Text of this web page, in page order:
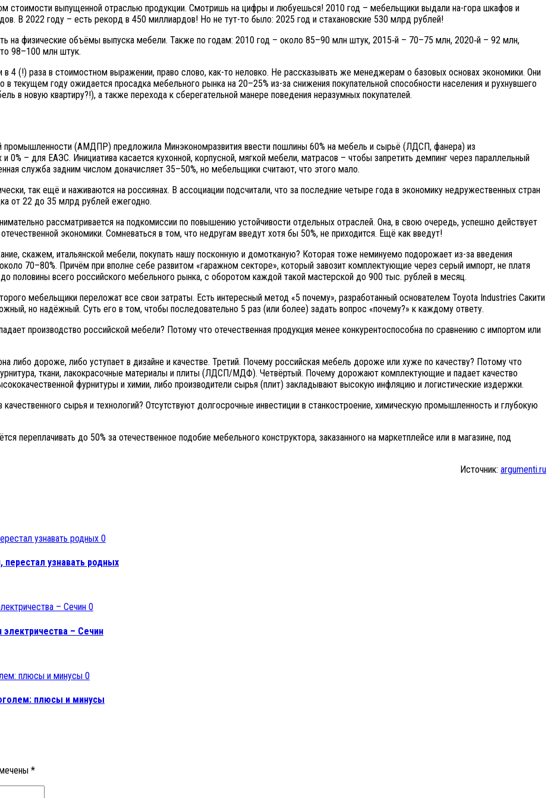
стоимости выпущенной отраслью продукции. Смотришь на цифры и любуешься! 2010 год – мебельщики выдали на-гора шкафов и
В 2022 году – есть рекорд в 450 миллиардов! Но не тут-то было: 2025 год и стахановские 530 млрд рублей!
на физические объёмы выпуска мебели. Также по годам: 2010 год – около 85–90 млн штук, 2015‑й – 70–75 млн, 2020‑й – 92 млн,
98–100 млн штук.
в 4 (!) раза в стоимостном выражении, право слово, как-то неловко. Не рассказывать же менеджерам о базовых основах экономики. Они
текущем году ожидается просадка мебельного рынка на 20–25% из-за снижения покупательной способности населения и рухнувшего
в новую квартиру?!), а также перехода к сберегательной манере поведения неразумных покупателей.
промышленности (АМДПР) предложила Минэкономразвития ввести пошлины 60% на мебель и сырьё (ЛДСП, фанера) из
– для ЕАЭС. Инициатива касается кухонной, корпусной, мягкой мебели, матрасов – чтобы запретить демпинг через параллельный
служба задним числом доначисляет 35–50%, но мебельщики считают, что этого мало.
так ещё и наживаются на россиянах. В ассоциации подсчитали, что за последние четыре года в экономику недружественных стран
от 22 до 35 млрд рублей ежегодно.
рассматривается на подкомиссии по повышению устойчивости отдельных отраслей. Она, в свою очередь, успешно действует
экономики. Сомневаться в том, что недругам введут хотя бы 50%, не приходится. Ещё как введут!
скажем, итальянской мебели, покупать нашу посконную и домотканую? Которая тоже неминуемо подорожает из-за введения
70–80%. Причём при вполне себе развитом «гаражном секторе», который завозит комплектующие через серый импорт, не платя
половины всего российского мебельного рынка, с оборотом каждой такой мастерской до 900 тыс. рублей в месяц.
мебельщики переложат все свои затраты. Есть интересный метод «5 почему», разработанный основателем Toyota Industries Сакити
но надёжный. Суть его в том, чтобы последовательно 5 раз (или более) задать вопрос «почему?» к каждому ответу.
производство российской мебели? Потому что отечественная продукция менее конкурентоспособна по сравнению с импортом или
либо дороже, либо уступает в дизайне и качестве. Третий. Почему российская мебель дороже или хуже по качеству? Потому что
ткани, лакокрасочные материалы и плиты (ЛДСП/МДФ). Четвёртый. Почему дорожают комплектующие и падает качество
фурнитуры и химии, либо производители сырья (плит) закладывают высокую инфляцию и логистические издержки.
сырья и технологий? Отсутствуют долгосрочные инвестиции в станкостроение, химическую промышленность и глубокую
переплачивать до 50% за отечественное подобие мебельного конструктора, заказанного на маркетплейсе или в магазине, под
Источник: argumenti.ru
0
узнавать родных
0
электричества – Сечин
0
плюсы и минусы
*